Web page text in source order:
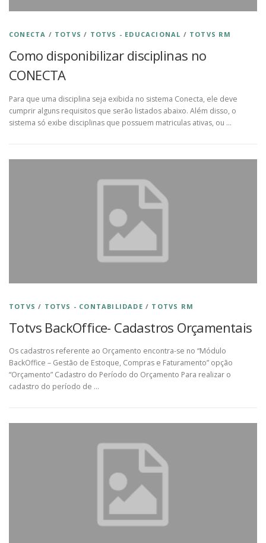
CONECTA / TOTVS / TOTVS - EDUCACIONAL / TOTVS RM
Como disponibilizar disciplinas no
CONECTA
Para que uma disciplina seja exibida no sistema Conecta, ele deve
cumprir alguns requisitos que serão listados abaixo. Além disso, o
sistema só exibe disciplinas que possuem matriculas ativas, ou …
TOTVS / TOTVS - CONTABILIDADE / TOTVS RM
Totvs BackOffice- Cadastros Orçamentais
Os cadastros referente ao Orçamento encontra-se no “Módulo
BackOffice – Gestão de Estoque, Compras e Faturamento” opção
“Orçamento” Cadastro do Período do Orçamento Para realizar o
cadastro do período de …